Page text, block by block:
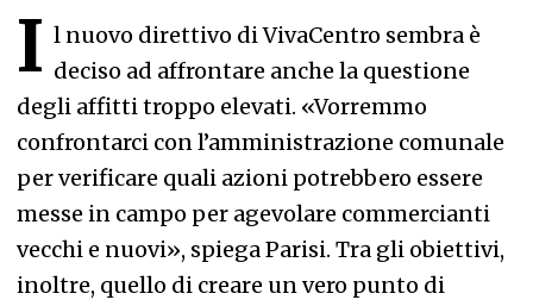
I l nuovo direttivo di VivaCentro sembra è
deciso ad affrontare anche la questione
degli affitti troppo elevati. «Vorremmo
confrontarci con l’amministrazione comunale
per verificare quali azioni potrebbero essere
messe in campo per agevolare commercianti
vecchi e nuovi», spiega Parisi. Tra gli obiettivi,
inoltre, quello di creare un vero punto di